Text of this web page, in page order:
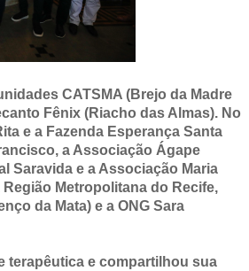
CATSMA (Brejo da Madre
Fênix (Riacho das Almas). No
e a Fazenda Esperança Santa
a Associação Ágape
Saravida e a Associação Maria
Metropolitana do Recife,
da Mata) e a ONG Sara
terapêutica e compartilhou sua